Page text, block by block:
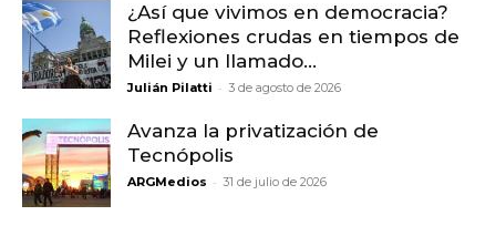
¿Así que vivimos en democracia?
Reflexiones crudas en tiempos de
Milei y un llamado...
Julián Pilatti - 3 de agosto de 2026
Avanza la privatización de
Tecnópolis
ARGMedios - 31 de julio de 2026